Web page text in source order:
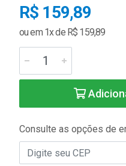
R$ 159,89
ou em 1x de R$ 159,89
Consulte as opções de